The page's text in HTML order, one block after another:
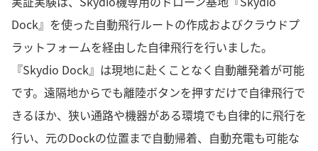
Dock』を使った自動飛行ルートの作成およびクラウドプ
ラットフォームを経由した自律飛行を行いました。
『Skydio Dock』は現地に赴くことなく自動離発着が可能
です。遠隔地からでも離陸ボタンを押すだけで自律飛行で
きるほか、狭い通路や機器がある環境でも自律的に飛行を
行い、元のDockの位置まで自動帰着、自動充電も可能な